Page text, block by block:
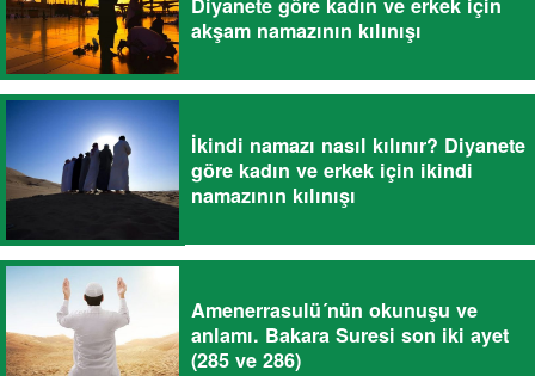
akşam namazının kılınışı
İkindi namazı nasıl kılınır? Diyanete
göre kadın ve erkek için ikindi
namazının kılınışı
Amenerrasulü´nün okunuşu ve
anlamı. Bakara Suresi son iki ayet
(285 ve 286)